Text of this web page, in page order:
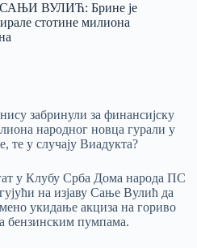
ВУЛИЋ: Брине је
стотине милиона
забринули за финансијску
народног новца гурали у
те у случају Виадукта?
у Клубу Срба Дома народа ПС
на изјаву Сање Вулић да
укидање акциза на гориво
бензинским пумпама.